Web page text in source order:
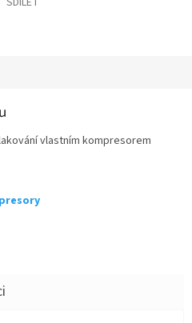
vlastním kompresorem